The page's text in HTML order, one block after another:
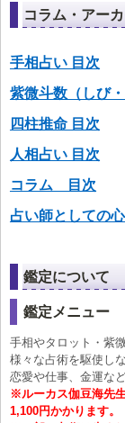
コラム・アー
手相占い 目次
紫微斗数（しび
四柱推命 目次
人相占い 目次
コラム 目次
占い師としての
鑑定について
鑑定メニュー
手相やタロット・紫
様々な占術を駆使し
恋愛や仕事、金運な
※ルーカス伽豆海先
1,100円かかります。